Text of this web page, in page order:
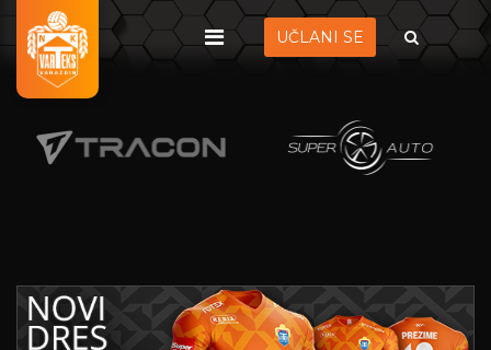
UČLANI SE